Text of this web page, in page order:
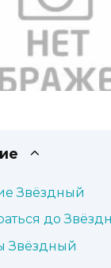
Звёздный
до
Звёздный